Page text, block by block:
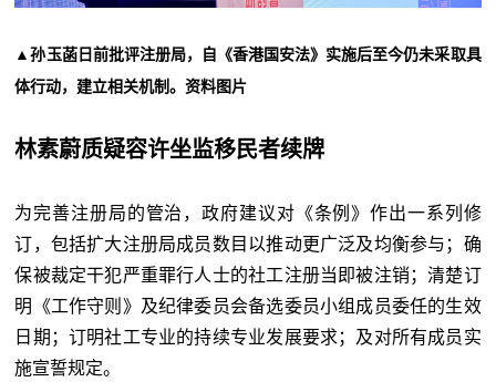
▲孙玉菡日前批评注册局，自《香港国安法》实施后至今仍未采取具
体行动，建立相关机制。资料图片
林素蔚质疑容许坐监移民者续牌
为完善注册局的管治，政府建议对《条例》作出一系列修
订，包括扩大注册局成员数目以推动更广泛及均衡参与；确
保被裁定干犯严重罪行人士的社工注册当即被注销；清楚订
明《工作守则》及纪律委员会备选委员小组成员委任的生效
日期；订明社工专业的持续专业发展要求；及对所有成员实
施宣誓规定。